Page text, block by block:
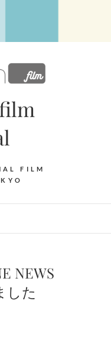
FILM
NEWS
した